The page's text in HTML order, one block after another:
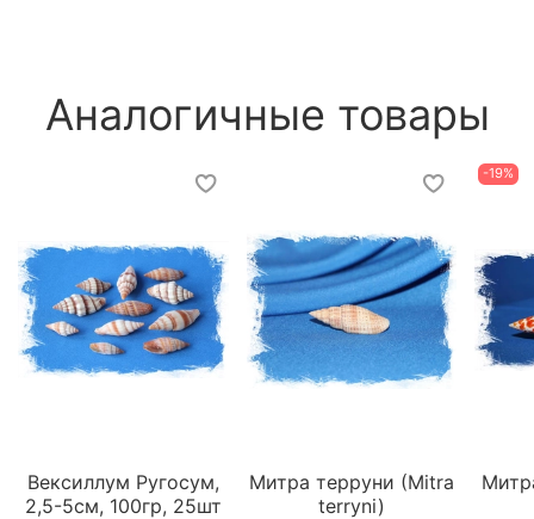
Аналогичные товары
Вексиллум Ругосум,
2,5-5см, 100гр, 25шт
Митра терруни (Mitra
terryni)
-19%